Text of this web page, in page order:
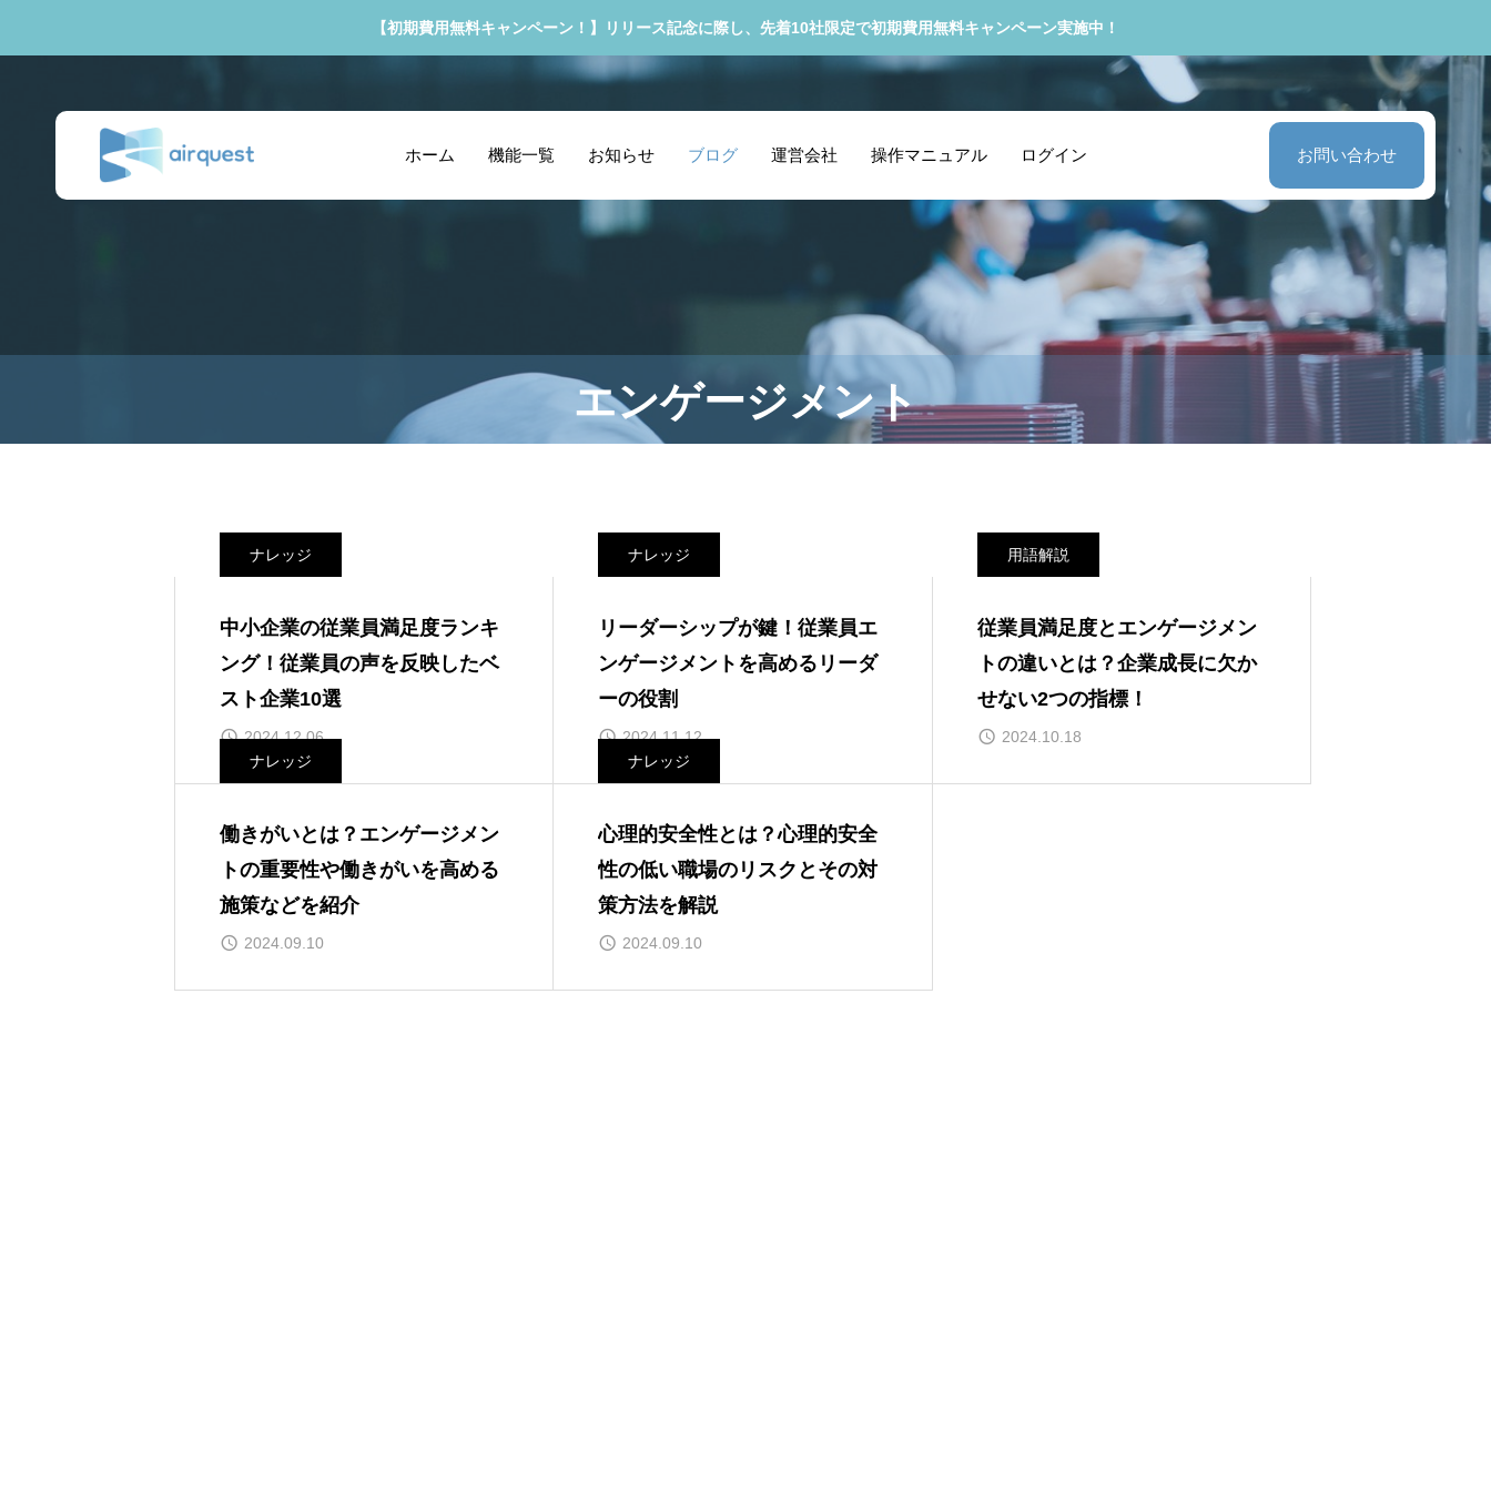
【初期費用無料キャンペーン！】リリース記念に際し、先着10社限定で初期費用無料キャンペーン実施中！
ホーム 機能一覧 お知らせ ブログ 運営会社 操作マニュアル ログイン お問い合わせ
エンゲージメント
ナレッジ
中小企業の従業員満足度ランキ
ング！従業員の声を反映したベ
スト企業10選
2024.12.06
ナレッジ
リーダーシップが鍵！従業員エ
ンゲージメントを高めるリーダ
ーの役割
2024.11.12
用語解説
従業員満足度とエンゲージメン
トの違いとは？企業成長に欠か
せない2つの指標！
2024.10.18
ナレッジ
働きがいとは？エンゲージメン
トの重要性や働きがいを高める
施策などを紹介
2024.09.10
ナレッジ
心理的安全性とは？心理的安全
性の低い職場のリスクとその対
策方法を解説
2024.09.10